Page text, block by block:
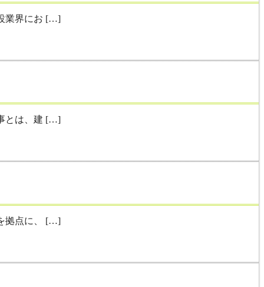
業界にお […]
とは、建 […]
拠点に、 […]